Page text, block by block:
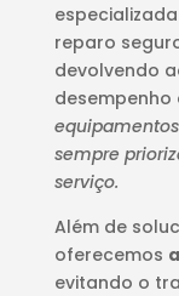
reparo
devolvendo
desempenho
sempre
serviço.
Além de
oferecemos
evitando o